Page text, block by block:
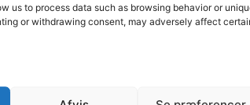
us to process data such as browsing behavior or
or withdrawing consent, may adversely affect
Print Pin